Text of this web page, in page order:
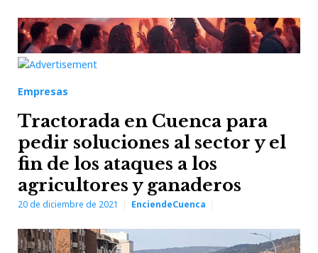
Empresas
Tractorada en Cuenca para
pedir soluciones al sector y el
fin de los ataques a los
agricultores y ganaderos
20 de diciembre de 2021 EnciendeCuenca